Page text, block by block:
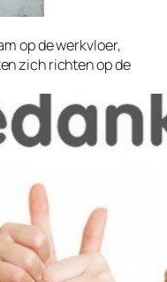
op de werkvloer,
zich richten op de